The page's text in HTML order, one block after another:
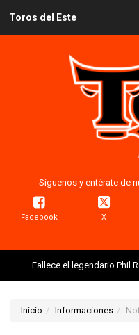
Toros del Este
Síguenos y entérate de
Facebook X
Fallece el legendario Phil
Inicio Informaciones